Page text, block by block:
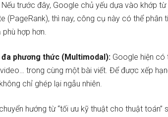
Nếu trước đây, Google chủ yếu dựa vào khớp
(PageRank), thì nay, công cụ này có thể phân
hợp hơn.
phương thức (Multimodal): Google hiện có
video… trong cùng một bài viết. Để được xếp
chỉ ghép lại ngẫu nhiên.
hướng từ “tối ưu kỹ thuật cho thuật toán”